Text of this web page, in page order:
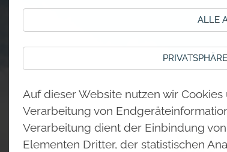
ALLE
Auf dieser Website nutzen wir
Verarbeitung von
Verarbeitung dient der Einbindung
Elementen Dritter, der statistischen